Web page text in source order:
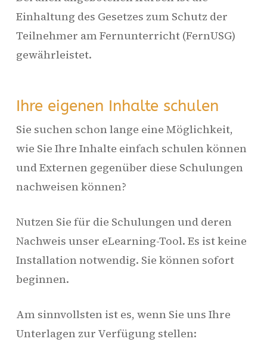
Einhaltung des Gesetzes zum Schutz der
Teilnehmer am Fernunterricht (FernUSG)
gewährleistet.
Ihre eigenen Inhalte schulen
Sie suchen schon lange eine Möglichkeit,
wie Sie Ihre Inhalte einfach schulen können
und Externen gegenüber diese Schulungen
nachweisen können?
Nutzen Sie für die Schulungen und deren
Nachweis unser eLearning-Tool. Es ist keine
Installation notwendig. Sie können sofort
beginnen.
Am sinnvollsten ist es, wenn Sie uns Ihre
Unterlagen zur Verfügung stellen: